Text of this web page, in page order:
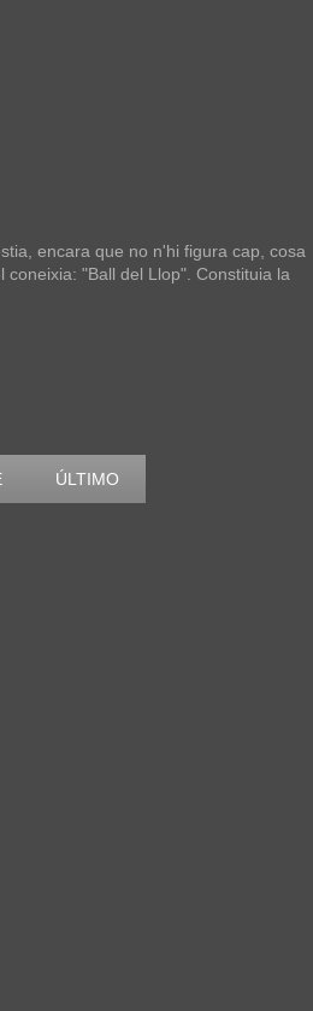
encara que no n'hi figura cap, cosa
"Ball del Llop". Constituia la
ÚLTIMO